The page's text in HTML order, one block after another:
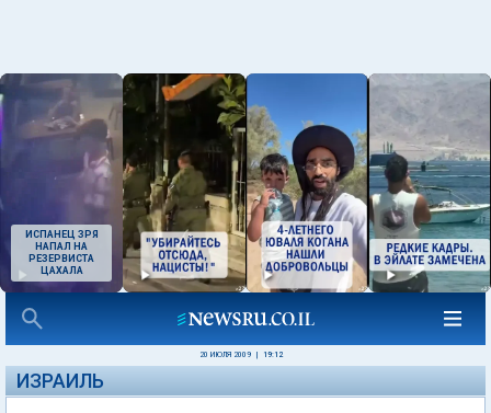
ИСПАНЕЦ ЗРЯ
НАПАЛ НА
РЕЗЕРВИСТА
ЦАХАЛА
20 ИЮЛЯ 2009 19:12
ИЗРАИЛЬ